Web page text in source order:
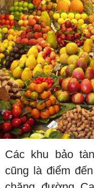
Các khu bảo
cũng là điểm